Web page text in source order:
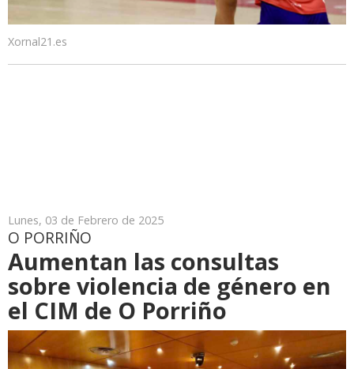
Xornal21.es
Lunes, 03 de Febrero de 2025
O PORRIÑO
Aumentan las consultas
sobre violencia de género en
el CIM de O Porriño